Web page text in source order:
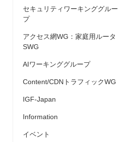
セキュリティワーキンググルー
プ
アクセス網WG：家庭用ルータ
SWG
AIワーキンググループ
Content/CDNトラフィックWG
IGF-Japan
Information
イベント